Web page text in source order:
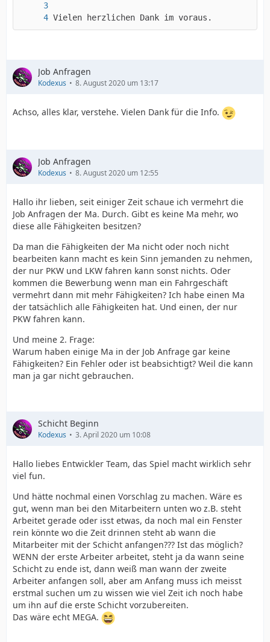
Vielen herzlichen Dank im voraus.
Job Anfragen
Kodexus 8. August 2020 um 13:17
Achso, alles klar, verstehe. Vielen Dank für die Info.
Job Anfragen
Kodexus 8. August 2020 um 12:55
Hallo ihr lieben, seit einiger Zeit schaue ich vermehrt die
Job Anfragen der Ma. Durch. Gibt es keine Ma mehr, wo
diese alle Fähigkeiten besitzen?
Da man die Fähigkeiten der Ma nicht oder noch nicht
bearbeiten kann macht es kein Sinn jemanden zu nehmen,
der nur PKW und LKW fahren kann sonst nichts. Oder
kommen die Bewerbung wenn man ein Fahrgeschäft
vermehrt dann mit mehr Fähigkeiten? Ich habe einen Ma
der tatsächlich alle Fähigkeiten hat. Und einen, der nur
PKW fahren kann.
Und meine 2. Frage:
Warum haben einige Ma in der Job Anfrage gar keine
Fähigkeiten? Ein Fehler oder ist beabsichtigt? Weil die kann
man ja gar nicht gebrauchen.
Schicht Beginn
Kodexus 3. April 2020 um 10:08
Hallo liebes Entwickler Team, das Spiel macht wirklich sehr
viel fun.
Und hätte nochmal einen Vorschlag zu machen. Wäre es
gut, wenn man bei den Mitarbeitern unten wo z.B. steht
Arbeitet gerade oder isst etwas, da noch mal ein Fenster
rein könnte wo die Zeit drinnen steht ab wann die
Mitarbeiter mit der Schicht anfangen??? Ist das möglich?
WENN der erste Arbeiter arbeitet, steht ja da wann seine
Schicht zu ende ist, dann weiß man wann der zweite
Arbeiter anfangen soll, aber am Anfang muss ich meisst
erstmal suchen um zu wissen wie viel Zeit ich noch habe
um ihn auf die erste Schicht vorzubereiten.
Das wäre echt MEGA.